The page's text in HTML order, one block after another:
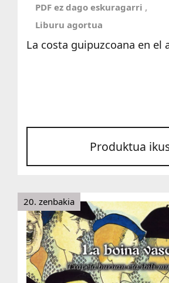
PDF ez dago eskuragarri
Liburu agortua
La costa guipuzcoana en el
Produktua
20. zenbakia